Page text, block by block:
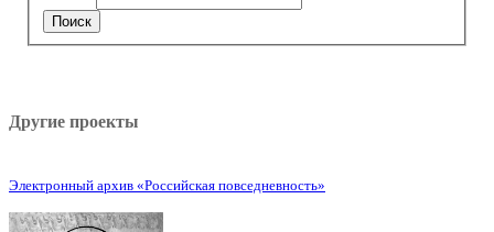
Другие проекты
Электронный архив «Российская повседневность»